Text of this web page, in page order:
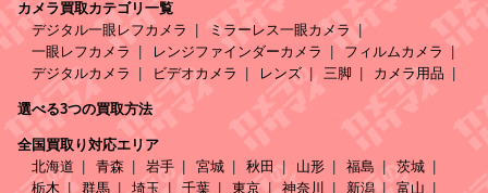
カメラ買取カテゴリ一覧
デジタル一眼レフカメラ
ミラーレス一眼カメラ
一眼レフカメラ
レンジファインダーカメラ
フィルムカメラ
デジタルカメラ
ビデオカメラ レンズ 三脚 カメラ用品
選べる3つの買取方法
全国買取り対応エリア
北海道
青森 岩手 宮城 秋田 山形 福島
茨城
栃木
群馬 埼玉 千葉 東京 神奈川 新潟
富山